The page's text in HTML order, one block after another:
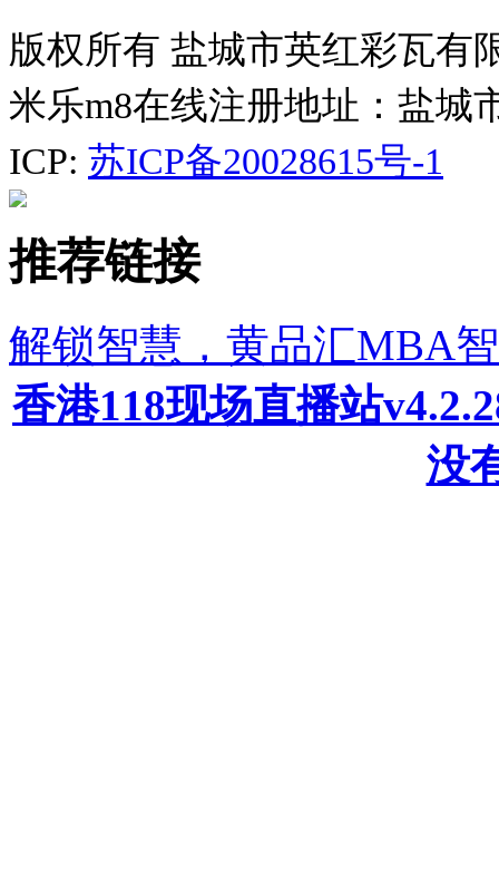
版权所有 盐城市英红彩瓦有
米乐m8在线注册地址：盐城
ICP: 苏ICP备20028615号-1
推荐链接
解锁智慧，黄品汇MBA
香港118现场直播站
没